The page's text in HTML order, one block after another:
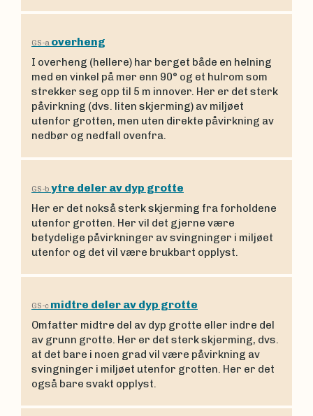
GS-a overheng
I overheng (hellere) har berget både en helning
med en vinkel på mer enn 90° og et hulrom som
strekker seg opp til 5 m innover. Her er det sterk
påvirkning (dvs. liten skjerming) av miljøet
utenfor grotten, men uten direkte påvirkning av
nedbør og nedfall ovenfra.
GS-b ytre deler av dyp grotte
Her er det nokså sterk skjerming fra forholdene
utenfor grotten. Her vil det gjerne være
betydelige påvirkninger av svingninger i miljøet
utenfor og det vil være brukbart opplyst.
GS-c midtre deler av dyp grotte
Omfatter midtre del av dyp grotte eller indre del
av grunn grotte. Her er det sterk skjerming, dvs.
at det bare i noen grad vil være påvirkning av
svingninger i miljøet utenfor grotten. Her er det
også bare svakt opplyst.